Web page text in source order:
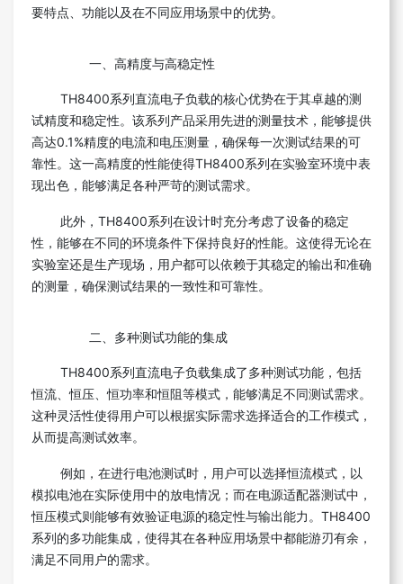
要特点、功能以及在不同应用场景中的优势。
一、高精度与高稳定性
TH8400系列直流电子负载的核心优势在于其卓越的测
试精度和稳定性。该系列产品采用先进的测量技术，能够提供
高达0.1%精度的电流和电压测量，确保每一次测试结果的可
靠性。这一高精度的性能使得TH8400系列在实验室环境中表
现出色，能够满足各种严苛的测试需求。
此外，TH8400系列在设计时充分考虑了设备的稳定
性，能够在不同的环境条件下保持良好的性能。这使得无论在
实验室还是生产现场，用户都可以依赖于其稳定的输出和准确
的测量，确保测试结果的一致性和可靠性。
二、多种测试功能的集成
TH8400系列直流电子负载集成了多种测试功能，包括
恒流、恒压、恒功率和恒阻等模式，能够满足不同测试需求。
这种灵活性使得用户可以根据实际需求选择适合的工作模式，
从而提高测试效率。
例如，在进行电池测试时，用户可以选择恒流模式，以
模拟电池在实际使用中的放电情况；而在电源适配器测试中，
恒压模式则能够有效验证电源的稳定性与输出能力。TH8400
系列的多功能集成，使得其在各种应用场景中都能游刃有余，
满足不同用户的需求。